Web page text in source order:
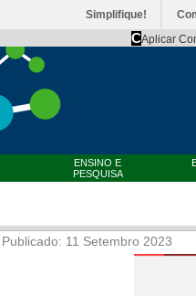
Simplifique!
CAplicar
ENSINO E
PESQUISA
Publicado: 11 Setembro 2023